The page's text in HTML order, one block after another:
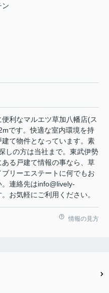
ン
便利なマルエツ草加八幡店(ス
です。快適な室内環境を持
て物件となっています。素
しの方は当社まで。東武伊勢
る戸建て情報の事なら、草
リーエステートに何でもお
連絡先はinfo@lively-
お気軽にご利用ください。
情報の見方